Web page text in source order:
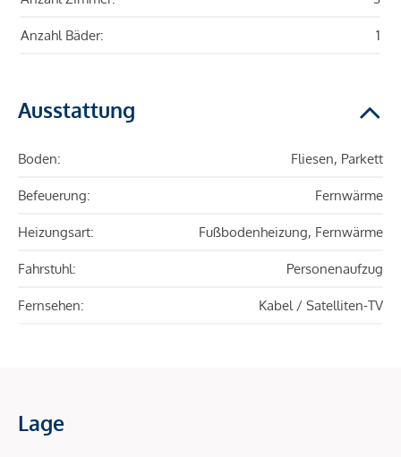
Anzahl Bäder: 1
Ausstattung
Boden: Fliesen, Parkett
Befeuerung: Fernwärme
Heizungsart: Fußbodenheizung, Fernwärme
Fahrstuhl: Personenaufzug
Fernsehen: Kabel / Satelliten-TV
Lage